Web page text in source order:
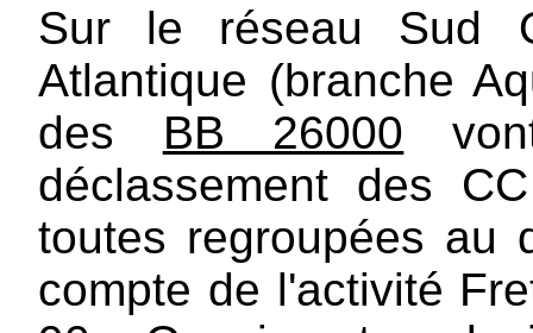
Sur le réseau Sud
Atlantique (branche
des BB 26000
déclassement des
toutes regroupées au
compte de l'activité